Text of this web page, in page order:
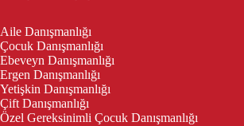
Aile Danışmanlığı
Çocuk Danışmanlığı
Ebeveyn Danışmanlığı
Ergen Danışmanlığı
Yetişkin Danışmanlığı
Çift Danışmanlığı
Özel Gereksinimli Çocuk Danışmanlığı